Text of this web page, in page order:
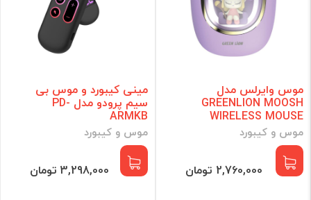
موس وایرلس مدل
GREENLION MOOSH
WIRELESS MOUSE
موس و کیبورد
2,760,000 تومان
مینی کیبورد و موس بی
سیم پرودو مدل PD-
ARMKB
موس و کیبورد
3,298,000 تومان